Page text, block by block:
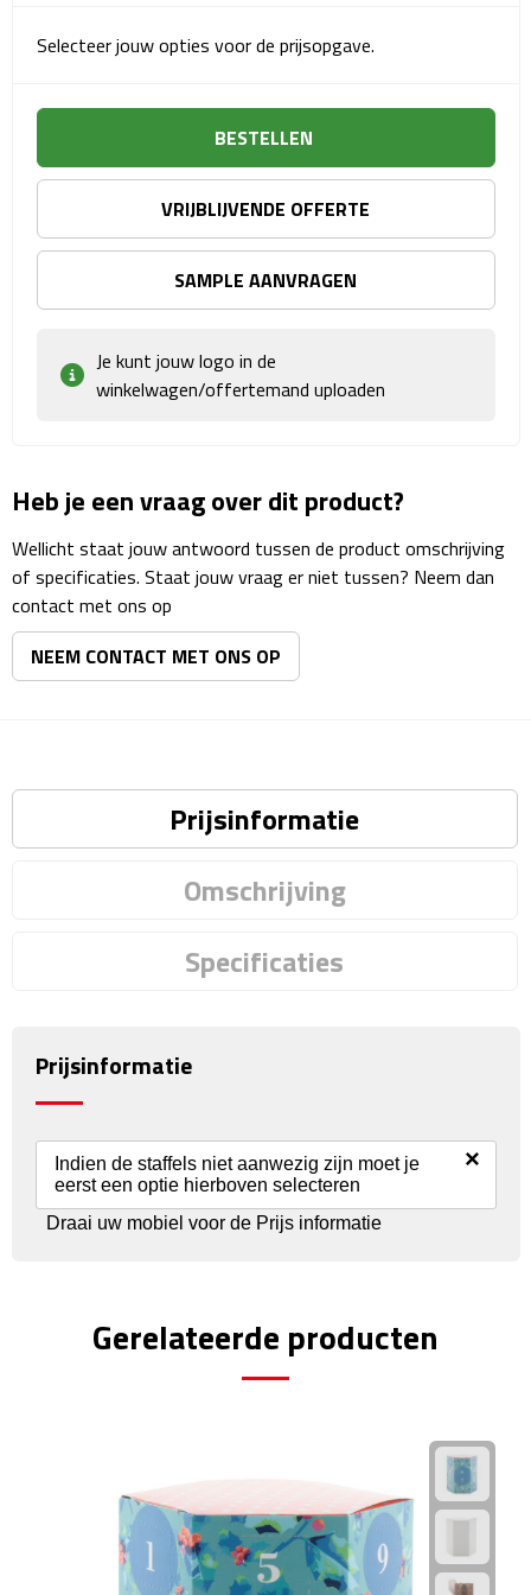
Fietstassen
Koeltassen & koelboxen
Strandtassen
Picknick rugtassen
Matrozentassen
Reizen
Reisbekers
Bagageweegschalen
Reisstekkers
Paspoorthouders
Auto onderhoud
IJskrabbers
Selecteer jouw opties voor de prijsopgave.
BESTELLEN
VRIJBLIJVENDE OFFERTE
SAMPLE AANVRAGEN
Je kunt jouw logo in de
winkelwagen/offertemand uploaden
Heb je een vraag over dit product?
Wellicht staat jouw antwoord tussen de product omschrijving
of specificaties. Staat jouw vraag er niet tussen? Neem dan
contact met ons op
NEEM CONTACT MET ONS OP
Prijsinformatie
Omschrijving
Specificaties
Prijsinformatie
Indien de staffels niet aanwezig zijn moet je
eerst een optie hierboven selecteren
×
Draai uw mobiel voor de Prijs informatie
Gerelateerde producten